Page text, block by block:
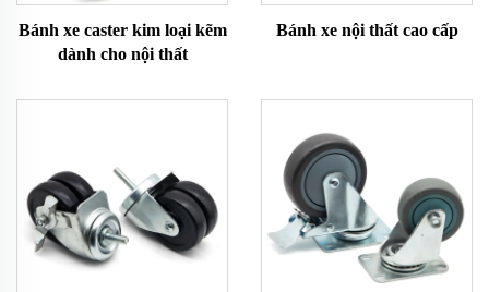
Bánh xe caster kim loại kẽm
dành cho nội thất
Bánh xe nội thất cao cấp